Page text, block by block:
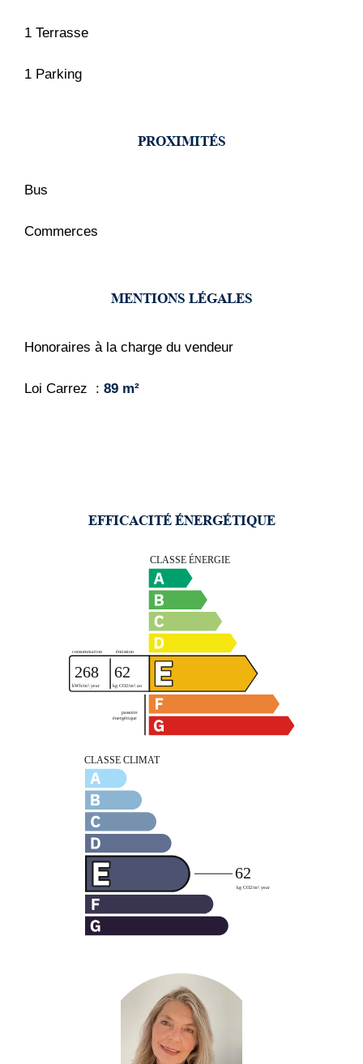
1 Terrasse
1 Parking
PROXIMITÉS
Bus
Commerces
MENTIONS LÉGALES
Honoraires à la charge du vendeur
Loi Carrez 89 m²
EFFICACITÉ ÉNERGÉTIQUE